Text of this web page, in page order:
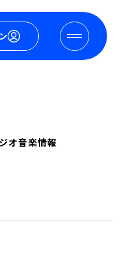
オ音楽情報